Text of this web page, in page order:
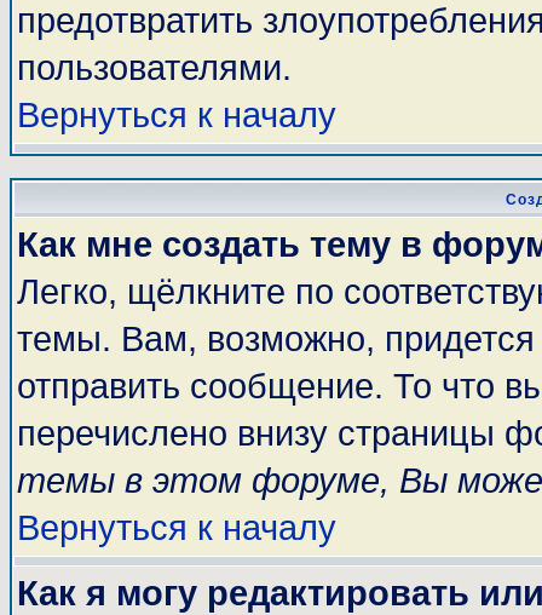
предотвратить
пользователями.
Вернуться к началу
Как мне создать тему в
Легко, щёлкните по
темы. Вам, возможно, придется
отправить сообщение. То что
перечислено внизу страницы
темы в этом форуме, Вы
Вернуться к началу
Как я могу редактировать